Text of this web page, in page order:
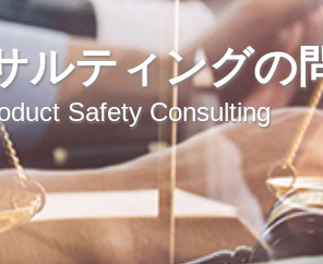
ルティングの
Safety Consulting